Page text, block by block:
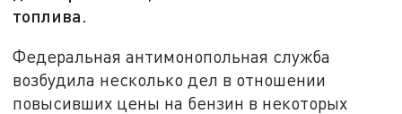
топлива.
Федеральная антимонопольная служба
возбудила несколько дел в отношении
повысивших цены на бензин в некоторых